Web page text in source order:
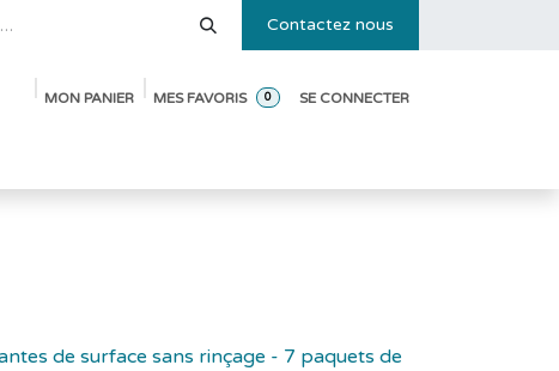
Contactez nous
MON PANIER 0
MES FAVORIS SE CONNECTER
de surface sans rinçage - 7 paquets de